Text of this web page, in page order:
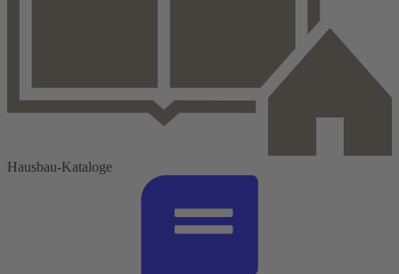
Hausbau-Kataloge